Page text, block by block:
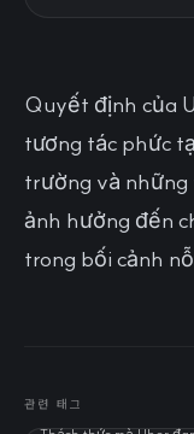
Quyết định của
tương tác phức
trường và những
ảnh hưởng đến
trong bối cảnh
관련 태그